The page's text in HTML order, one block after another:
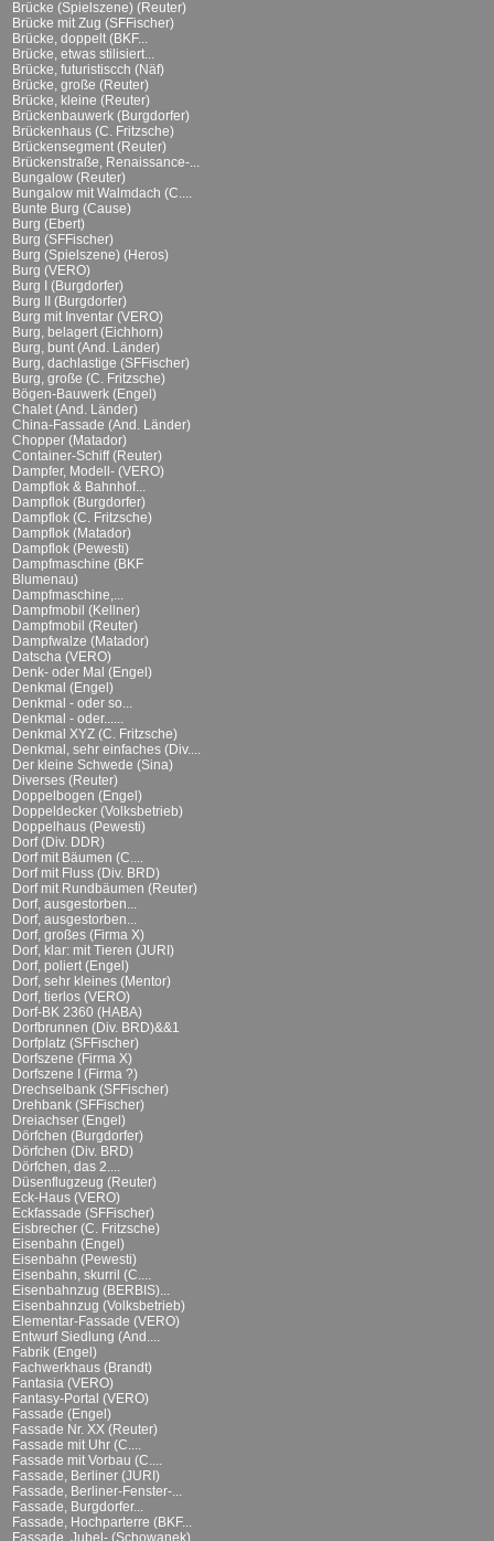
Brücke (Spielszene) (Reuter)
Brücke mit Zug (SFFischer)
Brücke, doppelt (BKF...
Brücke, etwas stilisiert...
Brücke, futuristiscch (Näf)
Brücke, große (Reuter)
Brücke, kleine (Reuter)
Brückenbauwerk (Burgdorfer)
Brückenhaus (C. Fritzsche)
Brückensegment (Reuter)
Brückenstraße, Renaissance-...
Bungalow (Reuter)
Bungalow mit Walmdach (C....
Bunte Burg (Cause)
Burg (Ebert)
Burg (SFFischer)
Burg (Spielszene) (Heros)
Burg (VERO)
Burg I (Burgdorfer)
Burg II (Burgdorfer)
Burg mit Inventar (VERO)
Burg, belagert (Eichhorn)
Burg, bunt (And. Länder)
Burg, dachlastige (SFFischer)
Burg, große (C. Fritzsche)
Bögen-Bauwerk (Engel)
Chalet (And. Länder)
China-Fassade (And. Länder)
Chopper (Matador)
Container-Schiff (Reuter)
Dampfer, Modell- (VERO)
Dampflok & Bahnhof...
Dampflok (Burgdorfer)
Dampflok (C. Fritzsche)
Dampflok (Matador)
Dampflok (Pewesti)
Dampfmaschine (BKF
Blumenau)
Dampfmaschine,...
Dampfmobil (Kellner)
Dampfmobil (Reuter)
Dampfwalze (Matador)
Datscha (VERO)
Denk- oder Mal (Engel)
Denkmal (Engel)
Denkmal - oder so...
Denkmal - oder......
Denkmal XYZ (C. Fritzsche)
Denkmal, sehr einfaches (Div....
Der kleine Schwede (Sina)
Diverses (Reuter)
Doppelbogen (Engel)
Doppeldecker (Volksbetrieb)
Doppelhaus (Pewesti)
Dorf (Div. DDR)
Dorf mit Bäumen (C....
Dorf mit Fluss (Div. BRD)
Dorf mit Rundbäumen (Reuter)
Dorf, ausgestorben...
Dorf, ausgestorben...
Dorf, großes (Firma X)
Dorf, klar: mit Tieren (JURI)
Dorf, poliert (Engel)
Dorf, sehr kleines (Mentor)
Dorf, tierlos (VERO)
Dorf-BK 2360 (HABA)
Dorfbrunnen (Div. BRD)&&1
Dorfplatz (SFFischer)
Dorfszene (Firma X)
Dorfszene I (Firma ?)
Drechselbank (SFFischer)
Drehbank (SFFischer)
Dreiachser (Engel)
Dörfchen (Burgdorfer)
Dörfchen (Div. BRD)
Dörfchen, das 2....
Düsenflugzeug (Reuter)
Eck-Haus (VERO)
Eckfassade (SFFischer)
Eisbrecher (C. Fritzsche)
Eisenbahn (Engel)
Eisenbahn (Pewesti)
Eisenbahn, skurril (C....
Eisenbahnzug (BERBIS)...
Eisenbahnzug (Volksbetrieb)
Elementar-Fassade (VERO)
Entwurf Siedlung (And....
Fabrik (Engel)
Fachwerkhaus (Brandt)
Fantasia (VERO)
Fantasy-Portal (VERO)
Fassade (Engel)
Fassade Nr. XX (Reuter)
Fassade mit Uhr (C....
Fassade mit Vorbau (C....
Fassade, Berliner (JURI)
Fassade, Berliner-Fenster-...
Fassade, Burgdorfer...
Fassade, Hochparterre (BKF...
Fassade, Jubel- (Schowanek)